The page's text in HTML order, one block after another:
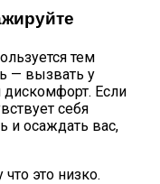
тем
— вызвать у
Если
себя
и осаждать вас,
это низко.